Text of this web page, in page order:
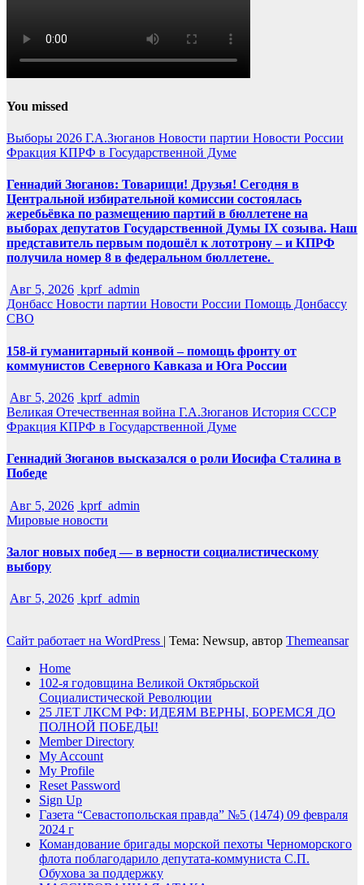
You missed
Выборы 2026 Г.А.Зюганов Новости партии Новости России
Фракция КПРФ в Государственной Думе
Геннадий Зюганов: Товарищи! Друзья! Сегодня в
Центральной избирательной комиссии состоялась
жеребьёвка по размещению партий в бюллетене на
выборах депутатов Государственной Думы IX созыва. Наш
представитель первым подошёл к лототрону – и КПРФ
получила номер 8 в федеральном бюллетене.
Авг 5, 2026 kprf_admin
Донбасс Новости партии Новости России Помощь Донбассу
СВО
158-й гуманитарный конвой – помощь фронту от
коммунистов Северного Кавказа и Юга России
Авг 5, 2026 kprf_admin
Великая Отечественная война Г.А.Зюганов История СССР
Фракция КПРФ в Государственной Думе
Геннадий Зюганов высказался о роли Иосифа Сталина в
Победе
Авг 5, 2026 kprf_admin
Мировые новости
Залог новых побед — в верности социалистическому
выбору
Авг 5, 2026 kprf_admin
Сайт работает на WordPress | Тема: Newsup, автор Themeansar
Home
102-я годовщина Великой Октябрьской
Социалистической Революции
25 ЛЕТ ЛКСМ РФ: ИДЕЯМ ВЕРНЫ, БОРЕМСЯ ДО
ПОЛНОЙ ПОБЕДЫ!
Member Directory
My Account
My Profile
Reset Password
Sign Up
Газета “Севастопольская правда” №5 (1474) 09 февраля
2024 г
Командование бригады морской пехоты Черноморского
флота поблагодарило депутата-коммуниста С.П.
Обухова за поддержку